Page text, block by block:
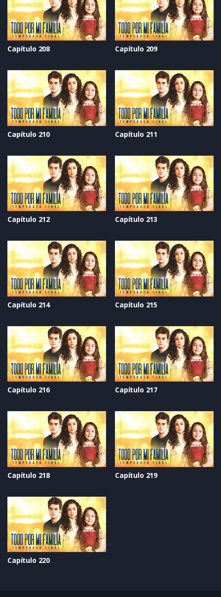
Capítulo 208 Capítulo 209
Capítulo 210 Capítulo 211
Capítulo 212 Capítulo 213
Capítulo 214 Capítulo 215
Capítulo 216 Capítulo 217
Capítulo 218 Capítulo 219
Capítulo 220